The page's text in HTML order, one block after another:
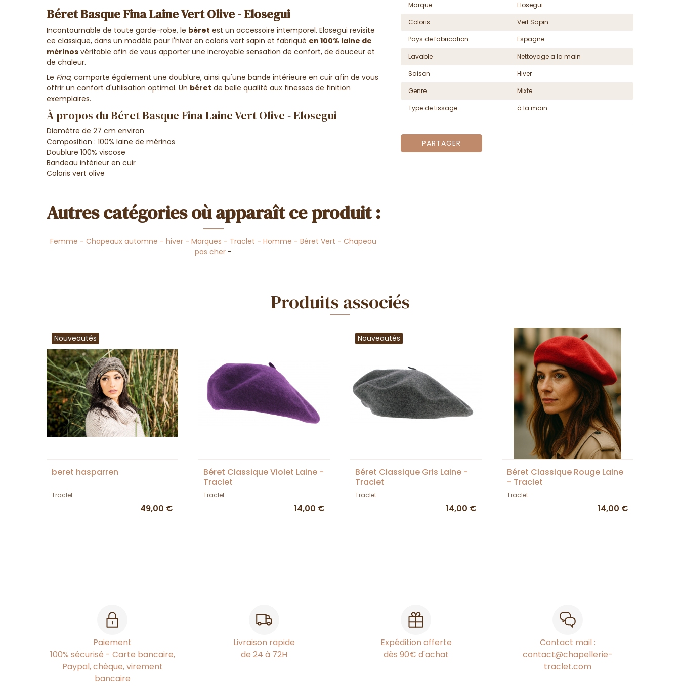
Béret Basque Fina Laine Vert Olive - Elosegui
Incontournable de toute garde-robe, le béret est un accessoire intemporel. Elosegui revisite
ce classique, dans un modèle pour l'hiver en coloris vert sapin et fabriqué en 100% laine de
mérinos véritable afin de vous apporter une incroyable sensation de confort, de douceur et
de chaleur.
Le Fina, comporte également une doublure, ainsi qu'une bande intérieure en cuir afin de vous
offrir un confort d'utilisation optimal. Un béret de belle qualité aux finesses de finition
exemplaires.
À propos du Béret Basque Fina Laine Vert Olive - Elosegui
Diamètre de 27 cm environ
Composition : 100% laine de mérinos
Doublure 100% viscose
Bandeau intérieur en cuir
Coloris vert olive
Autres catégories où apparaît ce produit :
Femme -Chapeaux automne - hiver -Marques - Traclet -Homme -Béret Vert -Chapeau
pas cher -
Marque
Elosegui
Coloris
Vert Sapin
Pays de fabrication
Espagne
Lavable
Nettoyage a la main
Saison
Hiver
Genre
Mixte
Type de tissage
à la main
PARTAGER
Produits associés
Nouveautés
beret hasparren
Traclet
49,00 €
Béret Classique Violet Laine -
Traclet
Traclet
14,00 €
Nouveautés
Béret Classique Gris Laine -
Traclet
Traclet
14,00 €
Béret Classique Rouge Laine
- Traclet
Traclet
14,00 €
Paiement
100% sécurisé - Carte bancaire,
Paypal, chèque, virement
bancaire
Livraison rapide
de 24 à 72H
Expédition offerte
dès 90€ d'achat
Contact mail :
contact@chapellerie-
traclet.com